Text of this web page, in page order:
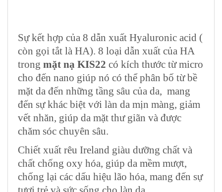
Sự kết hợp của 8 dẫn xuất Hyaluronic acid (
còn gọi tắt là HA). 8 loại dẫn xuất của HA
trong mặt nạ KIS22 có kích thước từ micro
cho đến nano giúp nó có thể phân bố từ bề
mặt da đến những tầng sâu của da, mang
đến sự khác biệt với làn da mịn màng, giảm
vết nhăn, giúp da mặt thư giãn và được
chăm sóc chuyên sâu.
Chiết xuất rêu Ireland giàu dưỡng chất và
chất chống oxy hóa, giúp da mềm mượt,
chống lại các dấu hiệu lão hóa, mang đến sự